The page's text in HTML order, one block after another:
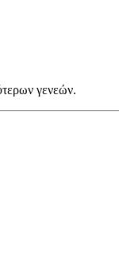
γενεών.